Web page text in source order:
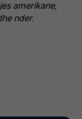
amerikane,
nder.